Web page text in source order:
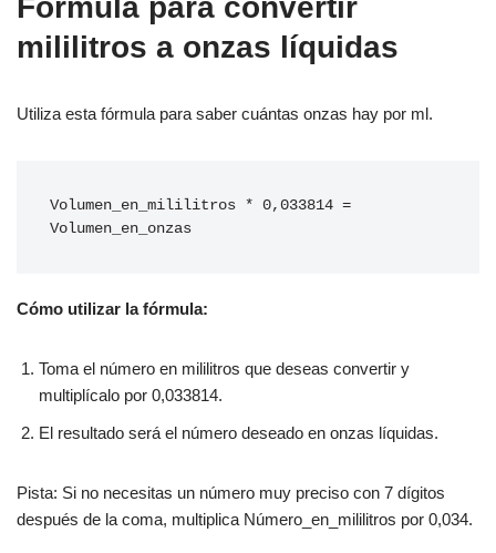
Fórmula para convertir
mililitros a onzas líquidas
Utiliza esta fórmula para saber cuántas onzas hay por ml.
Volumen_en_mililitros * 0,033814 =
Volumen_en_onzas
Cómo utilizar la fórmula:
Toma el número en mililitros que deseas convertir y
multiplícalo por 0,033814.
El resultado será el número deseado en onzas líquidas.
Pista: Si no necesitas un número muy preciso con 7 dígitos
después de la coma, multiplica Número_en_mililitros por 0,034.